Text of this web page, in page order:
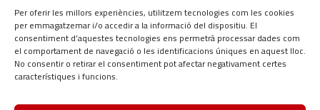
Per oferir les millors experiències, utilitzem tecnologies com les cookies
per emmagatzemar i/o accedir a la informació del dispositiu. El
consentiment d’aquestes tecnologies ens permetrà processar dades com
el comportament de navegació o les identificacions úniques en aquest lloc.
No consentir o retirar el consentiment pot afectar negativament certes
característiques i funcions.
Segueix-nos a Instagram i descobreix les últimes promocions i
novetats de Taqui.
#taqui #distribucionstaqui #restauracio #delicatessen
#hosteleria #lagarriga